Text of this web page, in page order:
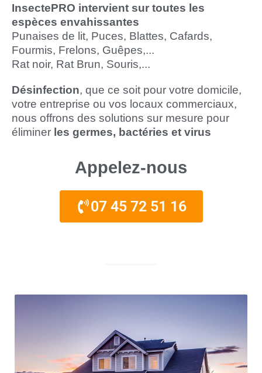
InsectePRO intervient sur toutes les
espèces envahissantes
Punaises de lit, Puces, Blattes, Cafards,
Fourmis, Frelons, Guêpes,...
Rat noir, Rat Brun, Souris,...
Désinfection, que ce soit pour votre domicile,
votre entreprise ou vos locaux commerciaux,
nous offrons des solutions sur mesure pour
éliminer les germes, bactéries et virus
Appelez-nous
07 45 72 51 16